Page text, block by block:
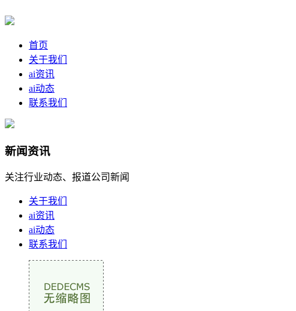
首页
关于我们
ai资讯
ai动态
联系我们
新闻资讯
关注行业动态、报道公司新闻
关于我们
ai资讯
ai动态
联系我们